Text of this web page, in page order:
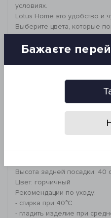
условиях.
Lotus Home это удобство и
Выберите цвета, которые
уверенно при приеме
Высота задней посадки: 40
Цвет: горчичный
Рекомендации по уходу:
- стирка при 40°C
- гладить изделие при
Бажаєте